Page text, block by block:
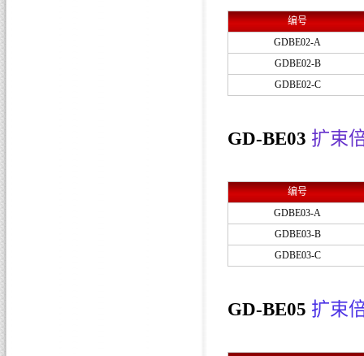
编号
GDBE02-A
GDBE02-B
GDBE02-C
GD-BE03 扩束
编号
GDBE03-A
GDBE03-B
GDBE03-C
GD-BE05 扩束